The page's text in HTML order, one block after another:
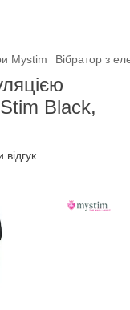
Mystim Вібратор з
Black,